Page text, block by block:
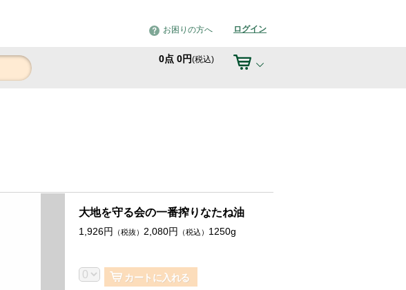
お困りの方へ ログイン
0点 0円(税込)
大地を守る会の一番搾りなたね油
1,926円 （税抜） 2,080円 （税込） 1250g
カートに入れる